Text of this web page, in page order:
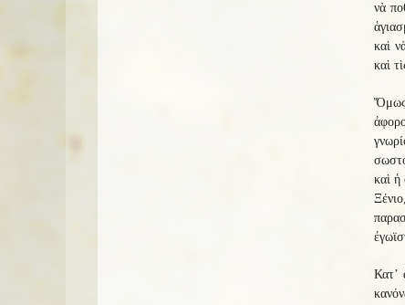
νὰ
καὶ
καὶ
Ὅμως
καὶ ἡ
Κατ’